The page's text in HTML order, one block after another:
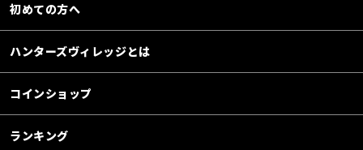
初めての方へ
ハンターズヴィレッジとは
コインショップ
ランキング